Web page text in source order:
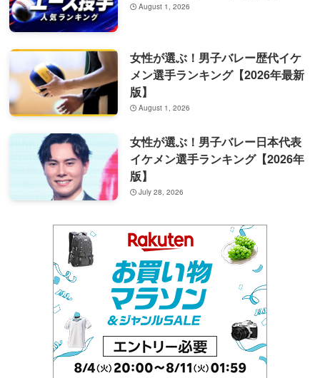
August 1, 2026
女性が選ぶ！男子バレー歴代イケ
メン選手ランキング【2026年最新
版】
August 1, 2026
女性が選ぶ！男子バレー日本代表
イケメン選手ランキング【2026年
版】
July 28, 2026